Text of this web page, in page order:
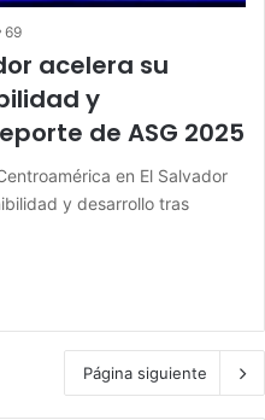
69
acelera su
y
de ASG 2025
en El Salvador
y desarrollo tras
Página siguiente